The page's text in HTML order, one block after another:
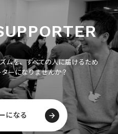
ムを、すべての人に届けるため
ーになりませんか？
になる